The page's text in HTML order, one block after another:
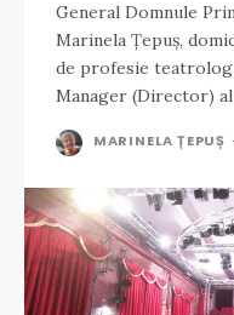
General Domnule Primar General, Subsemnata
Marinela Țepuș,
de profesie
Manager (Director)
MARINELA ȚEPUȘ